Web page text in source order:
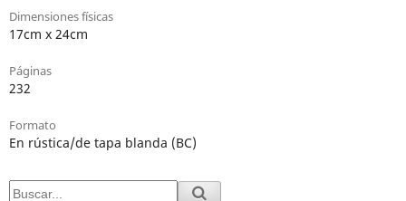
Dimensiones físicas
17cm x 24cm
Páginas
232
Formato
En rústica/de tapa blanda (BC)